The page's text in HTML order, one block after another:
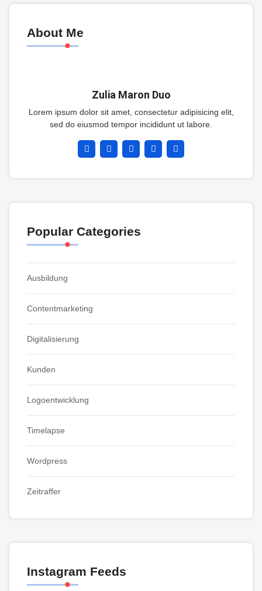
About Me
Zulia Maron Duo
Lorem ipsum dolor sit amet, consectetur adipisicing elit,
sed do eiusmod tempor incididunt ut labore.
Popular Categories
Ausbildung
Contentmarketing
Digitalisierung
Kunden
Logoentwicklung
Timelapse
Wordpress
Zeitraffer
Instagram Feeds